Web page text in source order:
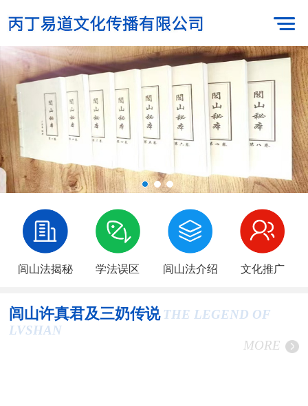
闾山法揭秘 学法误区 闾山法介绍 文化推广
闾山许真君及三奶传说 THE LEGEND OF
LVSHAN
MORE